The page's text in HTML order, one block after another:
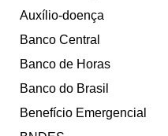
Auxílio-doença
Banco Central
Banco de Horas
Banco do Brasil
Benefício Emergencial